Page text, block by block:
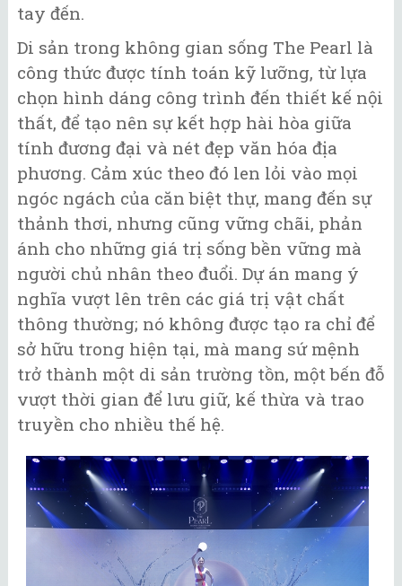
tay đến.
Di sản trong không gian sống The Pearl là
công thức được tính toán kỹ lưỡng, từ lựa
chọn hình dáng công trình đến thiết kế nội
thất, để tạo nên sự kết hợp hài hòa giữa
tính đương đại và nét đẹp văn hóa địa
phương. Cảm xúc theo đó len lỏi vào mọi
ngóc ngách của căn biệt thự, mang đến sự
thảnh thơi, nhưng cũng vững chãi, phản
ánh cho những giá trị sống bền vững mà
người chủ nhân theo đuổi. Dự án mang ý
nghĩa vượt lên trên các giá trị vật chất
thông thường; nó không được tạo ra chỉ để
sở hữu trong hiện tại, mà mang sứ mệnh
trở thành một di sản trường tồn, một bến đỗ
vượt thời gian để lưu giữ, kế thừa và trao
truyền cho nhiều thế hệ.